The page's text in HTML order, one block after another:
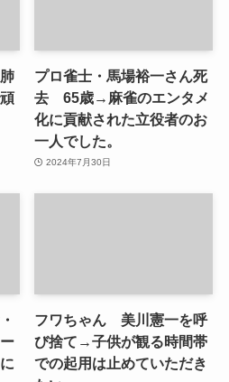
プロ雀士・馬場裕一さん死
去 65歳→麻雀のエンタメ
化に貢献された立役者のお
一人でした。
2024年7月30日
フワちゃん 美川憲一を呼
び捨て→子供が観る時間帯
での起用は止めていただき